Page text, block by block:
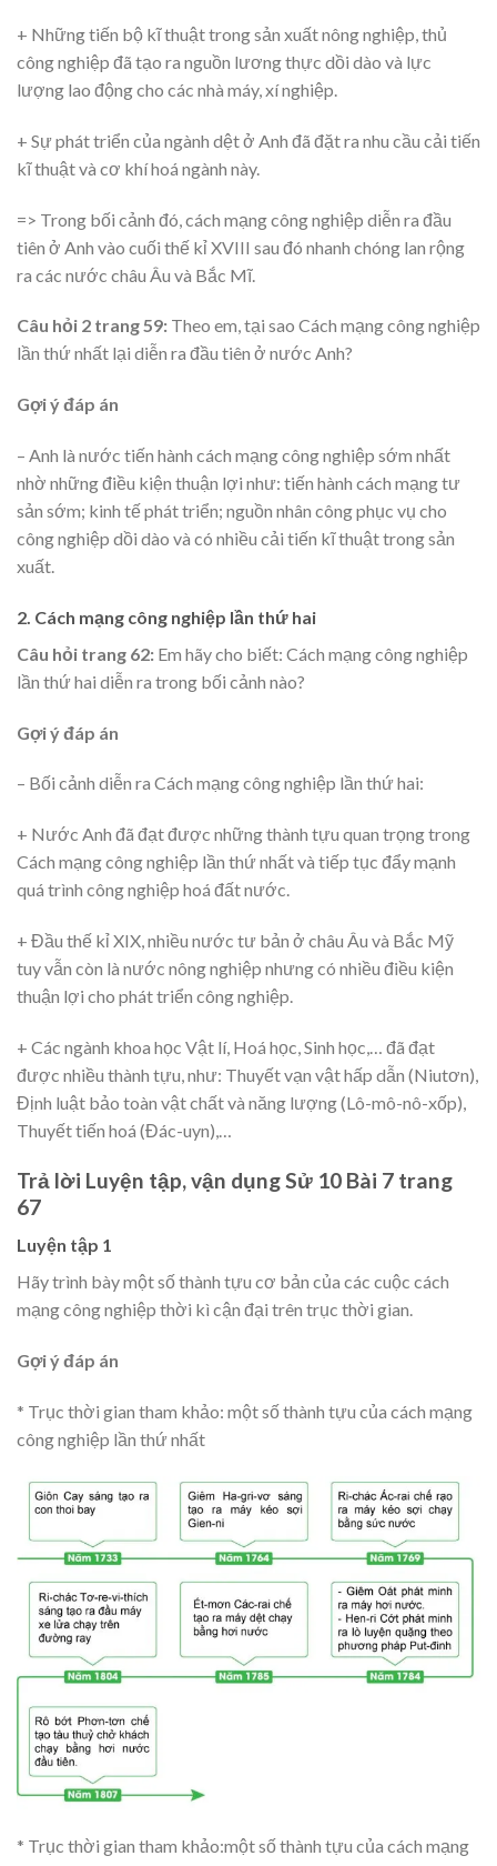
+ Những tiến bộ kĩ thuật trong sản xuất nông nghiệp, thủ
công nghiệp đã tạo ra nguồn lương thực dồi dào và lực
lượng lao động cho các nhà máy, xí nghiệp.
+ Sự phát triển của ngành dệt ở Anh đã đặt ra nhu cầu cải tiến
kĩ thuật và cơ khí hoá ngành này.
=> Trong bối cảnh đó, cách mạng công nghiệp diễn ra đầu
tiên ở Anh vào cuối thế kỉ XVIII sau đó nhanh chóng lan rộng
ra các nước châu Âu và Bắc Mĩ.
Câu hỏi 2 trang 59: Theo em, tại sao Cách mạng công nghiệp
lần thứ nhất lại diễn ra đầu tiên ở nước Anh?
Gợi ý đáp án
– Anh là nước tiến hành cách mạng công nghiệp sớm nhất
nhờ những điều kiện thuận lợi như: tiến hành cách mạng tư
sản sớm; kinh tế phát triển; nguồn nhân công phục vụ cho
công nghiệp dồi dào và có nhiều cải tiến kĩ thuật trong sản
xuất.
2. Cách mạng công nghiệp lần thứ hai
Câu hỏi trang 62: Em hãy cho biết: Cách mạng công nghiệp
lần thứ hai diễn ra trong bối cảnh nào?
Gợi ý đáp án
– Bối cảnh diễn ra Cách mạng công nghiệp lần thứ hai:
+ Nước Anh đã đạt được những thành tựu quan trọng trong
Cách mạng công nghiệp lần thứ nhất và tiếp tục đẩy mạnh
quá trình công nghiệp hoá đất nước.
+ Đầu thế kỉ XIX, nhiều nước tư bản ở châu Âu và Bắc Mỹ
tuy vẫn còn là nước nông nghiệp nhưng có nhiều điều kiện
thuận lợi cho phát triển công nghiệp.
+ Các ngành khoa học Vật lí, Hoá học, Sinh học,… đã đạt
được nhiều thành tựu, như: Thuyết vạn vật hấp dẫn (Niutơn),
Định luật bảo toàn vật chất và năng lượng (Lô-mô-nô-xốp),
Thuyết tiến hoá (Đác-uyn),…
Trả lời Luyện tập, vận dụng Sử 10 Bài 7 trang
67
Luyện tập 1
Hãy trình bày một số thành tựu cơ bản của các cuộc cách
mạng công nghiệp thời kì cận đại trên trục thời gian.
Gợi ý đáp án
* Trục thời gian tham khảo: một số thành tựu của cách mạng
công nghiệp lần thứ nhất
* Trục thời gian tham khảo:một số thành tựu của cách mạng